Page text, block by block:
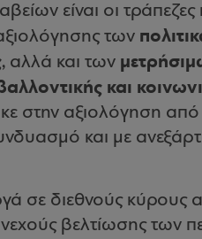
είναι οι
των
, αλλά και των
και
στην αξιολόγηση από
και με
σε διεθνούς κύρους
βελτίωσης των